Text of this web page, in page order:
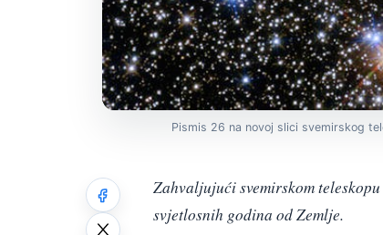
Pismis 26 na novoj slici svemirskog
Zahvaljujući svemirskom
svjetlosnih godina od Zemlje.